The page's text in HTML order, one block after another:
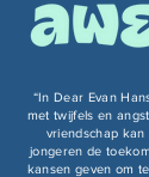
“In Dear Evan
met twijfels en
vriendschap kan
jongeren de
kansen geven om